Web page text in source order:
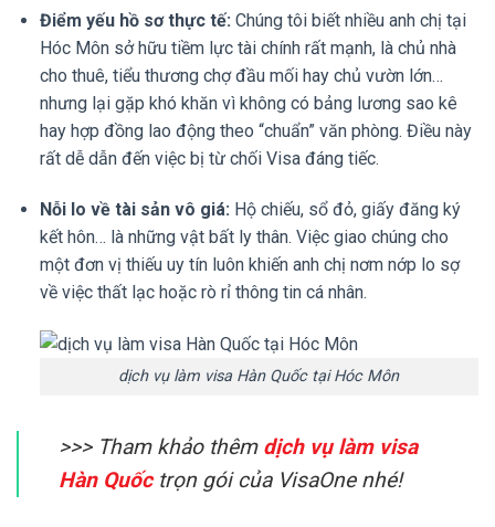
Điểm yếu hồ sơ thực tế: Chúng tôi biết nhiều anh chị tại
Hóc Môn sở hữu tiềm lực tài chính rất mạnh, là chủ nhà
cho thuê, tiểu thương chợ đầu mối hay chủ vườn lớn…
nhưng lại gặp khó khăn vì không có bảng lương sao kê
hay hợp đồng lao động theo “chuẩn” văn phòng. Điều này
rất dễ dẫn đến việc bị từ chối Visa đáng tiếc.
Nỗi lo về tài sản vô giá: Hộ chiếu, sổ đỏ, giấy đăng ký
kết hôn… là những vật bất ly thân. Việc giao chúng cho
một đơn vị thiếu uy tín luôn khiến anh chị nơm nớp lo sợ
về việc thất lạc hoặc rò rỉ thông tin cá nhân.
dịch vụ làm visa Hàn Quốc tại Hóc Môn
>>> Tham khảo thêm dịch vụ làm visa
Hàn Quốctrọn gói của VisaOne nhé!